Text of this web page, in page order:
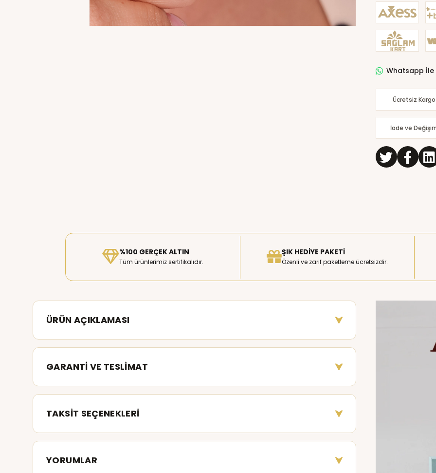
Whatsapp İle
Ücretsiz Kargo
İade ve
%100 GERÇEK ALTIN
Tüm ürünlerimiz sertifikalıdır.
ŞIK HEDIYE PAKETI
Özenli ve zarif paketleme ücretsizdir.
ÜRÜN AÇIKLAMASI
GARANTİ VE TESLİMAT
TAKSİT SEÇENEKLERİ
YORUMLAR